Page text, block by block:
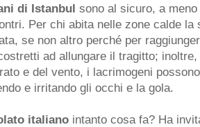
di Istanbul sono al sicuro, a
Per chi abita nelle zone calde la
se non altro perché per
ad allungare il tragitto;
e del vento, i lacrimogeni
e irritando gli occhi e la gola.
italiano intanto cosa fa? Ha